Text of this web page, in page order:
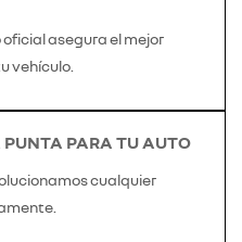
asegura el mejor
vehículo.
PARA TU AUTO
cualquier